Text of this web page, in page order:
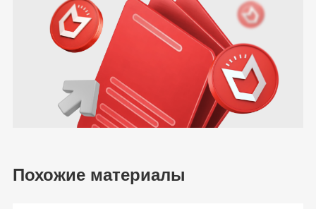
Похожие материалы